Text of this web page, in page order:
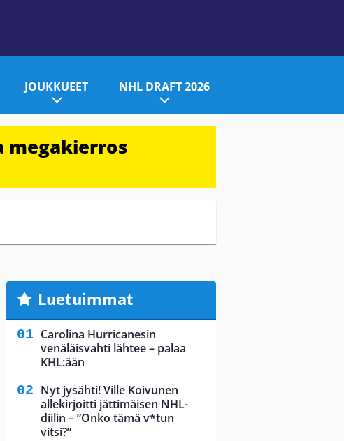
JOUKKUEET NHL DRAFT 2026
megakierros
Luetuimmat
Carolina Hurricanesin
venäläisvahti lähtee – palaa
KHL:ään
Nyt jysähti! Ville Koivunen
allekirjoitti jättimäisen NHL-
diilin – ”Onko tämä v*tun
vitsi?”